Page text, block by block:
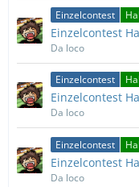
Einzelcontest
Einzelcontest
Da loco
Einzelcontest
Einzelcontest
Da loco
Einzelcontest
Einzelcontest
Da loco